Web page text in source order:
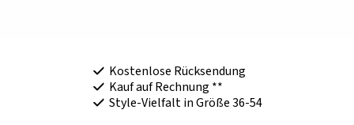
Kostenlose Rücksendung
Kauf auf Rechnung **
Style-Vielfalt in Größe 36-54